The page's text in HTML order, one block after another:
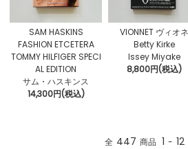
SAM HASKINS
FASHION ETCETERA
TOMMY HILFIGER SPECI
AL EDITION
サム・ハスキンス
14,300円(税込)
VIONNET ヴィオネ
Betty Kirke
Issey Miyake
8,800円(税込)
全 447 商品 1 - 12